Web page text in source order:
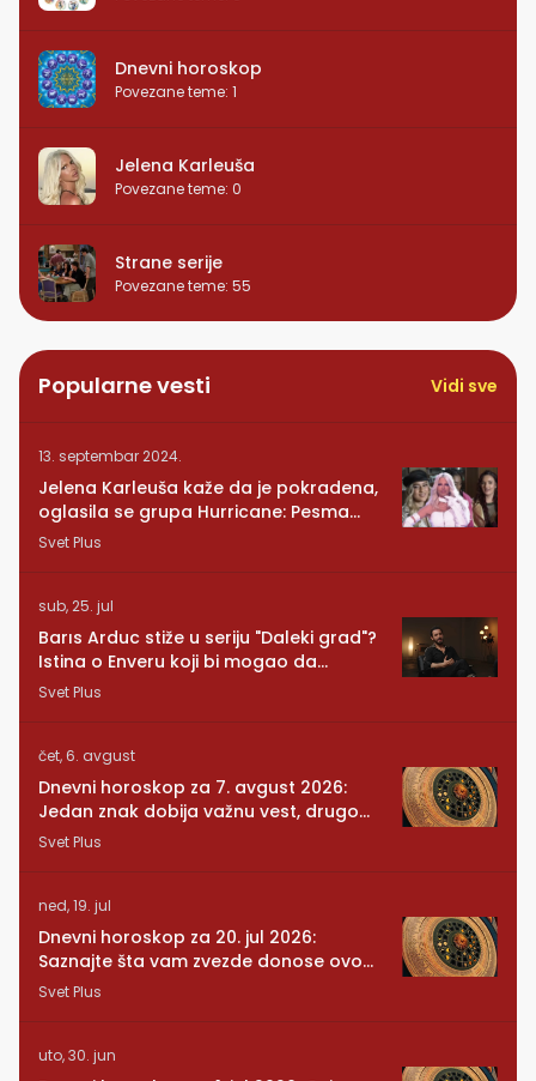
Dnevni horoskop
Povezane teme: 1
Jelena Karleuša
Povezane teme: 0
Strane serije
Povezane teme: 55
Popularne vesti Vidi sve
13. septembar 2024.
Jelena Karleuša kaže da je pokradena,
oglasila se grupa Hurricane: Pesma
RUNDE je naša!
Svet Plus
sub, 25. jul
Barıs Arduc stiže u seriju "Daleki grad"?
Istina o Enveru koji bi mogao da
promeni sve
Svet Plus
čet, 6. avgust
Dnevni horoskop za 7. avgust 2026:
Jedan znak dobija važnu vest, drugom
se vraća osoba iz prošlosti
Svet Plus
ned, 19. jul
Dnevni horoskop za 20. jul 2026:
Saznajte šta vam zvezde donose ovog
ponedeljka
Svet Plus
uto, 30. jun